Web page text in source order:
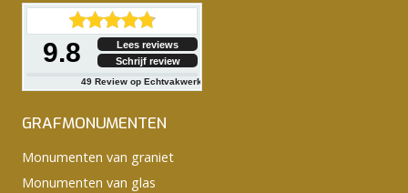
9.8
Lees reviews
Schrijf review
49 Review op Echtvakwerk
GRAFMONUMENTEN
Monumenten van graniet
Monumenten van glas